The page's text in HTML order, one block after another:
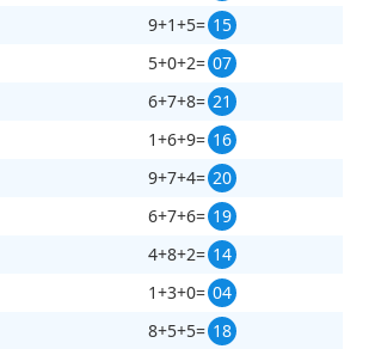
9+1+5= 15
5+0+2= 07
6+7+8= 21
1+6+9= 16
9+7+4= 20
6+7+6= 19
4+8+2= 14
1+3+0= 04
8+5+5= 18
05